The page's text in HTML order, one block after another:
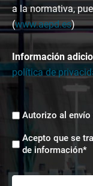
a la normativa,
(www.aepd.es)
Información
política de
Envíos
Autorizo al
Aceptación
tratamiento
datos
Acepto que se
de información*